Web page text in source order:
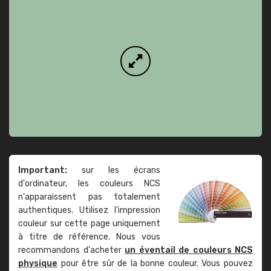
Important: sur les écrans
d'ordinateur, les couleurs NCS
n'apparaissent pas totalement
authentiques. Utilisez l'impression
couleur sur cette page uniquement
à titre de référence. Nous vous
recommandons d'acheter un éventail de couleurs NCS
physique pour être sûr de la bonne couleur. Vous pouvez